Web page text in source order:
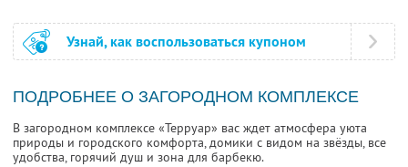
Узнай, как воспользоваться купоном
ПОДРОБНЕЕ О ЗАГОРОДНОМ КОМПЛЕКСЕ
В загородном комплексе «Терруар» вас ждет атмосфера уюта
природы и городского комфорта, домики с видом на звёзды, все
удобства, горячий душ и зона для барбекю.